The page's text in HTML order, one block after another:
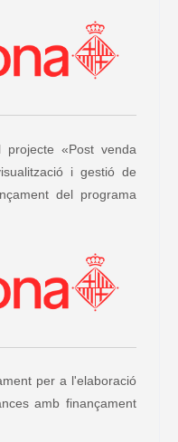
projecte «Post venda
i gestió de
del programa
per a l'elaboració
amb finançament